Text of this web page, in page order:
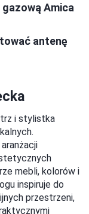
Amica
antenę
i stylistka
mebli, kolorów i
inspiruje do
przestrzeni,